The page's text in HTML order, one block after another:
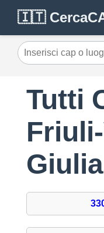
🇮🇹
Tutti
Giulia